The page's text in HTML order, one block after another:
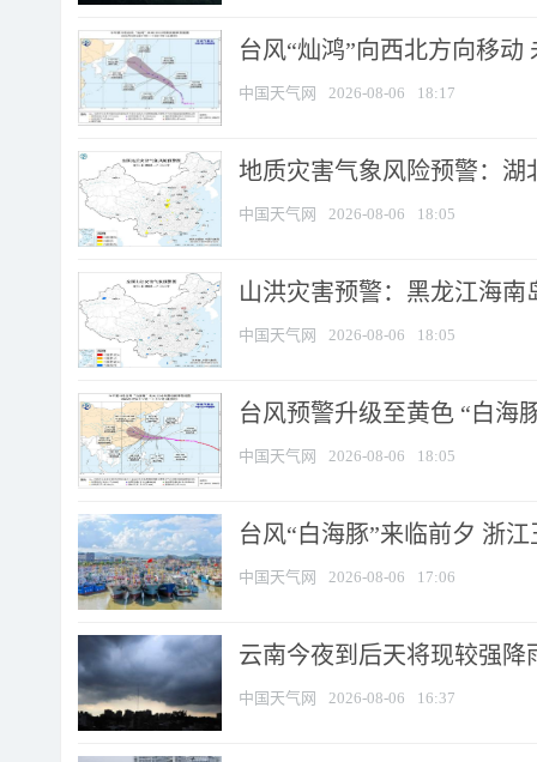
台风“灿鸿”向西北方向移动
中国天气网 2026-08-06 18:17
地质灾害气象风险预警：湖
中国天气网 2026-08-06 18:05
山洪灾害预警：黑龙江海
中国天气网 2026-08-06 18:05
台风预警升级至黄色 “白海
中国天气网 2026-08-06 18:05
台风“白海豚”来临前夕 浙
中国天气网 2026-08-06 17:06
云南今夜到后天将现较强降
中国天气网 2026-08-06 16:37